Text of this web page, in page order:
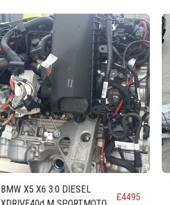
BMW X5 X6 3.0 DIESEL
£4495